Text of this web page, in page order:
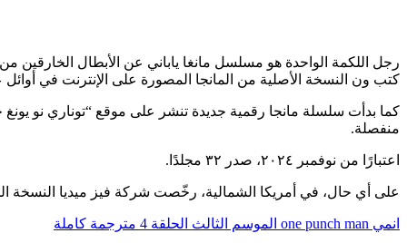
كتب ون النسخة الأصلية من المانجا المصورة على الإنترنت في أوائل عام
منفصلة.
اعتبارًا من نوفمبر ٢٠٢٤، صدر ٣٢ مجلدًا.
على أي حال، في أمريكا الشمالية، رخّصت شركة فيز ميديا ​​النسخة
انمي one punch man الموسم الثالث الحلقة 4 مترجمة كاملة